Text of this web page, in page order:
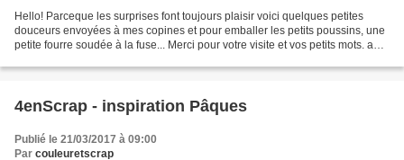
Hello! Parceque les surprises font toujours plaisir voici quelques petites
douceurs envoyées à mes copines et pour emballer les petits poussins, une
petite fourre soudée à la fuse... Merci pour votre visite et vos petits mots. a
4enScrap - inspiration Pâques
Publié le 21/03/2017 à 09:00
Par couleuretscrap